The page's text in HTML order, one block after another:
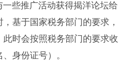
些推广活动获得揭洋论坛给
基于国家税务部门的要求，
时会按照税务部门的要求收
身份证号）。